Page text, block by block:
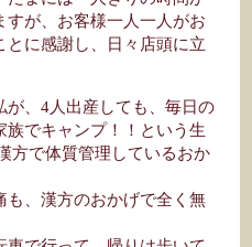
が、お客様一人一人がお
とに感謝し、日々店頭に立
が、4人出産しても、毎日の
でキャンプ！！という生
方で体質管理しているおか
も、漢方のおかげで全く無